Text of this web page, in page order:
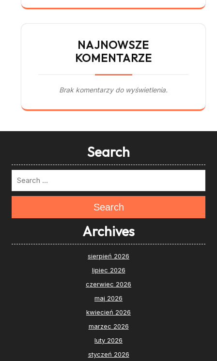
NAJNOWSZE
KOMENTARZE
Brak komentarzy do wyświetlenia.
Search
Search
Archives
sierpień 2026
lipiec 2026
czerwiec 2026
maj 2026
kwiecień 2026
marzec 2026
luty 2026
styczeń 2026